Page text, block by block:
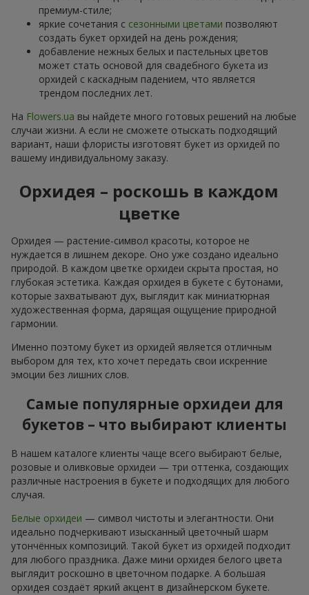
премиум-стиле;
яркие сочетания с сезонными цветами позволяют
создать букет орхидей на день рождения;
добавление нежных белых и пастельных цветов
может стать основой для свадебного букета из
орхидей с каскадным падением, что является
трендом последних лет.
На Flowers.ua вы найдете много готовых решений на любые
случаи жизни. А если не сможете отыскать подходящий
вариант, наши флористы изготовят букет из орхидей по
вашему индивидуальному заказу.
Орхидея – роскошь в каждом
цветке
Орхидея — растение-символ красоты, которое не
нуждается в лишнем декоре. Оно уже создано идеально
природой. В каждом цветке орхидеи скрыта простая, но
глубокая эстетика. Каждая орхидея в букете с бутонами,
которые захватывают дух, выглядит как миниатюрная
художественная форма, дарящая ощущение природной
гармонии.
Именно поэтому букет из орхидей является отличным
выбором для тех, кто хочет передать свои искренние
эмоции без лишних слов.
Самые популярные орхидеи для
букетов – что выбирают клиенты
В нашем каталоге клиенты чаще всего выбирают белые,
розовые и оливковые орхидеи — три оттенка, создающих
различные настроения в букете и подходящих для любого
случая.
Белые орхидеи — символ чистоты и элегантности. Они
идеально подчеркивают изысканный цветочный шарм
утончённых композиций. Такой букет из орхидей подходит
для любого праздника. Даже мини орхидея белого цвета
выглядит роскошно в цветочном подарке. А большая
орхидея создаёт яркий акцент в дизайнерском букете.